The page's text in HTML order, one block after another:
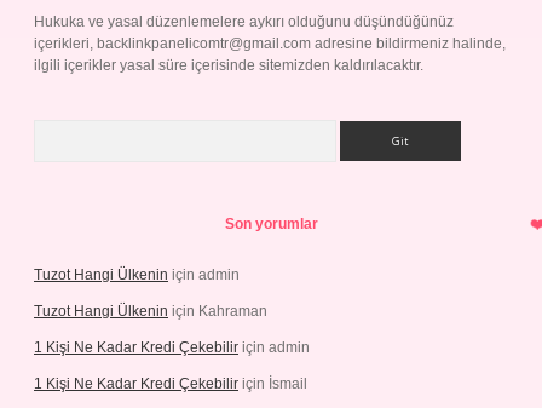
Hukuka ve yasal düzenlemelere aykırı olduğunu düşündüğünüz
içerikleri, backlinkpanelicomtr@gmail.com adresine bildirmeniz halinde,
ilgili içerikler yasal süre içerisinde sitemizden kaldırılacaktır.
Son yorumlar
Tuzot Hangi Ülkenin için admin
Tuzot Hangi Ülkenin için Kahraman
1 Kişi Ne Kadar Kredi Çekebilir için admin
1 Kişi Ne Kadar Kredi Çekebilir için İsmail